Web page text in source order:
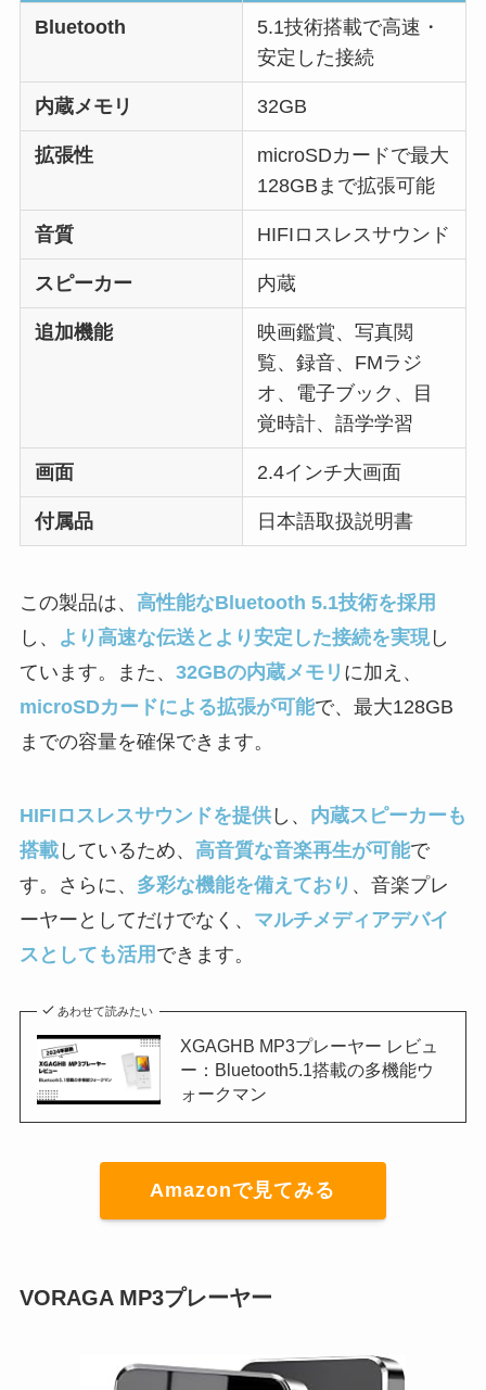
Bluetooth
5.1技術搭載で高速・
安定した接続
内蔵メモリ 32GB
拡張性
microSDカードで最大
128GBまで拡張可能
音質 HIFIロスレスサウンド
スピーカー 内蔵
追加機能
映画鑑賞、写真閲
覧、録音、FMラジ
オ、電子ブック、目
覚時計、語学学習
画面 2.4インチ大画面
付属品 日本語取扱説明書
この製品は、 高性能なBluetooth 5.1技術を採用
し、
より高速な伝送とより安定した接続を実現し
ています。また、 32GBの内蔵メモリ に加え、
microSDカードによる拡張が可能で、最大128GB
までの容量を確保できます。
HIFIロスレスサウンドを提供し、 内蔵スピーカーも
搭載しているため、 高音質な音楽再生が可能で
す。さらに、 多彩な機能を備えており 、音楽プレ
ーヤーとしてだけでなく、 マルチメディアデバイ
スとしても活用 できます。
あわせて読みたい
XGAGHB MP3プレーヤー レビュ
ー：Bluetooth5.1搭載の多機能ウ
ォークマン
Amazonで見てみる
VORAGA MP3プレーヤー